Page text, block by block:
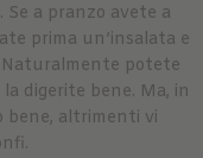
a pranzo avete a
prima un’insalata e
Naturalmente potete
digerite bene. Ma, in
bene, altrimenti vi